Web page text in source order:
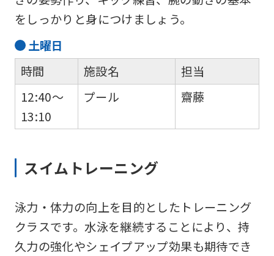
をしっかりと身につけましょう。
土曜日
時間
12:40～
13:10
施設名
プール
担当
齋藤
スイムトレーニング
泳力・体力の向上を目的としたトレーニング
クラスです。水泳を継続することにより、持
久力の強化やシェイプアップ効果も期待でき